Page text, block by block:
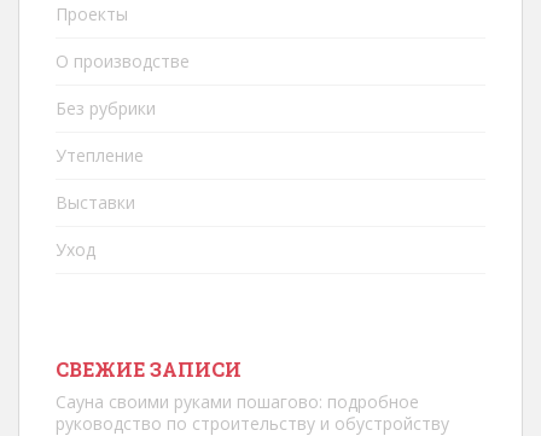
Проекты
О производстве
Без рубрики
Утепление
Выставки
Уход
СВЕЖИЕ ЗАПИСИ
Сауна своими руками пошагово: подробное
руководство по строительству и обустройству